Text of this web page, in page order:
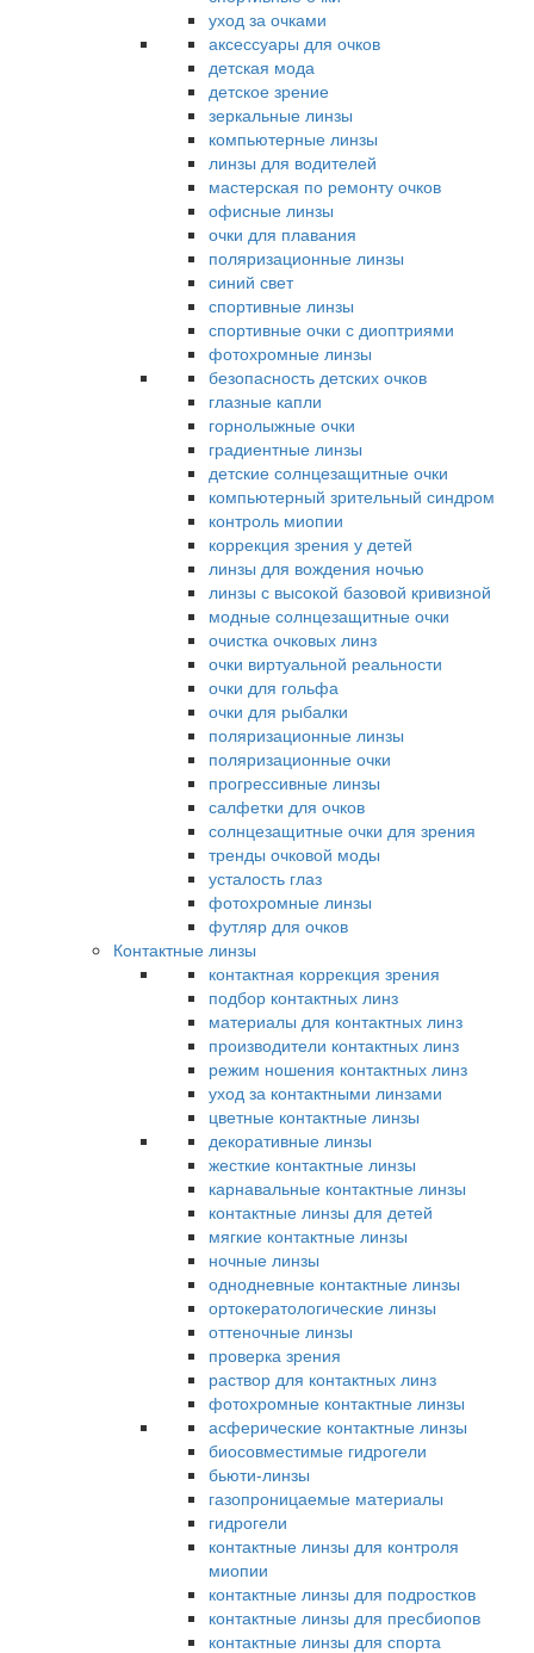
уход за очками
аксессуары для очков
детская мода
детское зрение
зеркальные линзы
компьютерные линзы
линзы для водителей
мастерская по ремонту очков
офисные линзы
очки для плавания
поляризационные линзы
синий свет
спортивные линзы
спортивные очки с диоптриями
фотохромные линзы
безопасность детских очков
глазные капли
горнолыжные очки
градиентные линзы
детские солнцезащитные очки
компьютерный зрительный синдром
контроль миопии
коррекция зрения у детей
линзы для вождения ночью
линзы с высокой базовой кривизной
модные солнцезащитные очки
очистка очковых линз
очки виртуальной реальности
очки для гольфа
очки для рыбалки
поляризационные линзы
поляризационные очки
прогрессивные линзы
салфетки для очков
солнцезащитные очки для зрения
тренды очковой моды
усталость глаз
фотохромные линзы
футляр для очков
Контактные линзы
контактная коррекция зрения
подбор контактных линз
материалы для контактных линз
производители контактных линз
режим ношения контактных линз
уход за контактными линзами
цветные контактные линзы
декоративные линзы
жесткие контактные линзы
карнавальные контактные линзы
контактные линзы для детей
мягкие контактные линзы
ночные линзы
однодневные контактные линзы
ортокератологические линзы
оттеночные линзы
проверка зрения
раствор для контактных линз
фотохромные контактные линзы
асферические контактные линзы
биосовместимые гидрогели
бьюти-линзы
газопроницаемые материалы
гидрогели
контактные линзы для контроля
миопии
контактные линзы для подростков
контактные линзы для пресбиопов
контактные линзы для спорта